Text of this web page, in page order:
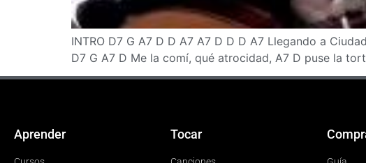
INTRO D7 G A7 D D A7 A7 D D D A7 Llegando a
D7 G A7 D Me la comí, qué atrocidad, A7 D puse la
Aprender Tocar